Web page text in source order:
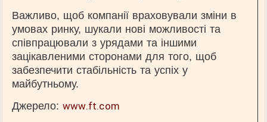
Важливо, щоб компанії враховували зміни в
умовах ринку, шукали нові можливості та
співпрацювали з урядами та іншими
зацікавленими сторонами для того, щоб
забезпечити стабільність та успіх у
майбутньому.
Джерело: www.ft.com